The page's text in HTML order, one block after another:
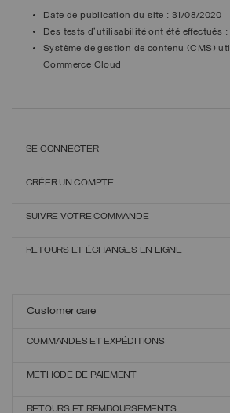
Date de publication du site : 31/08/2020
Des tests d'utilisabilité ont été effectués :
Système de gestion de contenu (CMS)
Commerce Cloud
SE CONNECTER
CRÉER UN COMPTE
SUIVRE VOTRE COMMANDE
RETOURS ET ÉCHANGES EN LIGNE
Customer care
COMMANDES ET EXPÉDITIONS
METHODE DE PAIEMENT
RETOURS ET REMBOURSEMENTS